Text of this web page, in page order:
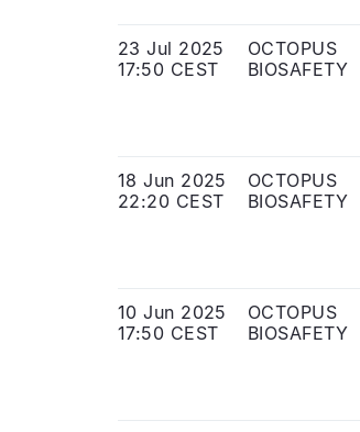
23 Jul 2025
17:50 CEST
OCTOPUS
BIOSAFETY
18 Jun 2025
22:20 CEST
OCTOPUS
BIOSAFETY
10 Jun 2025
17:50 CEST
OCTOPUS
BIOSAFETY